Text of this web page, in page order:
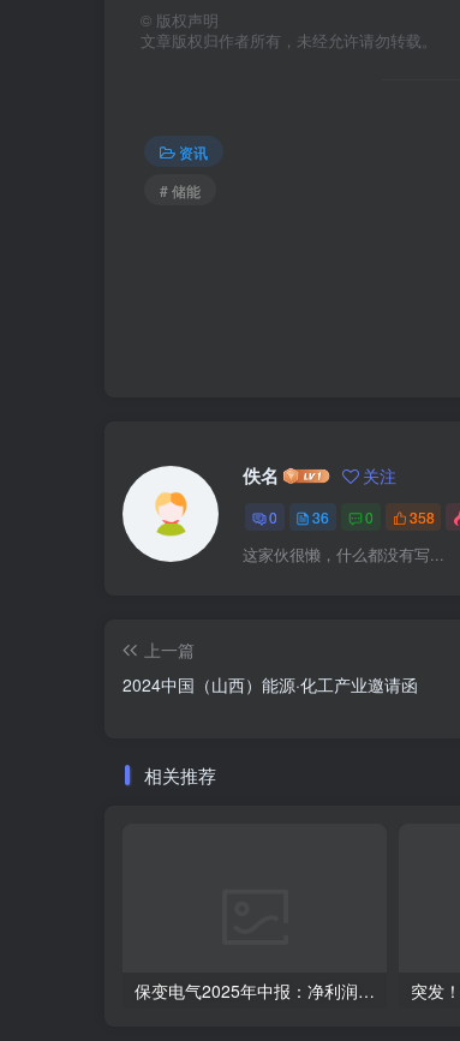
© 版权声明
文章版权归作者所有，未经允许请勿转载。
资讯
# 储能
佚名 关注
0 36 0 358
这家伙很懒，什么都没有写...
上一篇
2024中国（山西）能源·化工产业邀请函
相关推荐
保变电气2025年中报：净利润同比飙升230.76%，控股股东变更落定